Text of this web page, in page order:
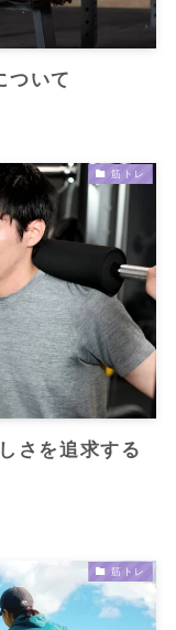
ついて
筋トレ
さを追求する
筋トレ